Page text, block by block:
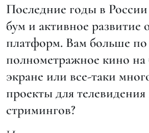
Последние годы в
бум и активное развитие
платформ. Вам больше по
полнометражное кино
экране или все-таки
проекты для телевидения
стримингов?